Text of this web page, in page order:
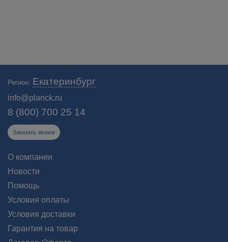
Регион: Екатеринбург
info@planck.ru
8 (800) 700 25 14
Заказать звонок
О компании
Новости
Помощь
Условия оплаты
Условия доставки
Гарантия на товар